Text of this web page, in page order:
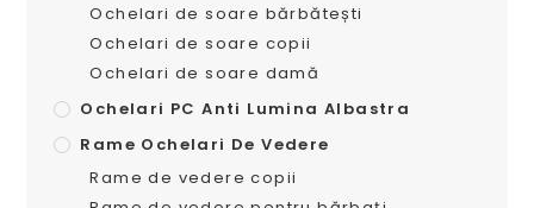
Ochelari de soare bărbătești
Ochelari de soare copii
Ochelari de soare damă
Ochelari PC Anti Lumina Albastra
Rame Ochelari De Vedere
Rame de vedere copii